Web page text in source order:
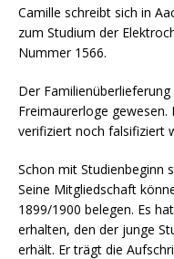
Camille schreibt sich in
zum Studium der
Nummer 1566.
Der
Freimaurerloge
verifiziert noch falsifiziert
Schon mit Studienbeginn
Seine Mitgliedschaft
1899/1900 belegen. Es
erhalten, den der junge
erhält. Er trägt die